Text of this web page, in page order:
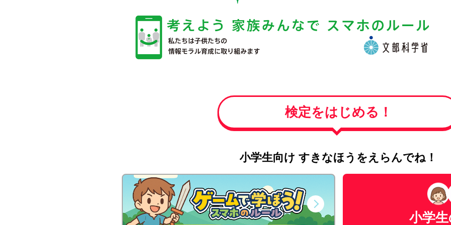
検定をはじめる！
小学生向け すきなほうをえらんでね！
小学